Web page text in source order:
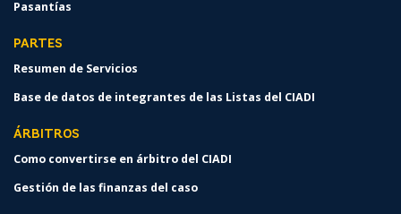
Pasantías
PARTES
Resumen de Servicios
Base de datos de integrantes de las Listas del CIADI
ÁRBITROS
Como convertirse en árbitro del CIADI
Gestión de las finanzas del caso